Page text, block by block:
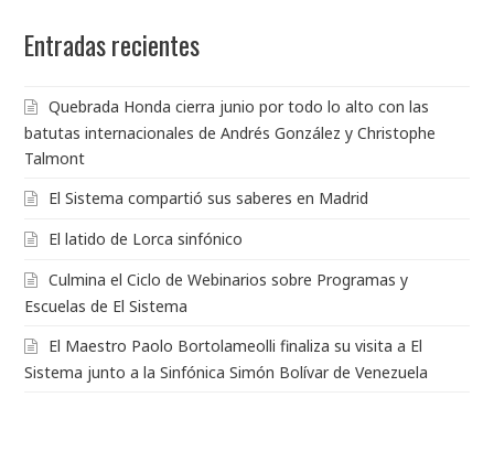
Entradas recientes
Quebrada Honda cierra junio por todo lo alto con las
batutas internacionales de Andrés González y Christophe
Talmont
El Sistema compartió sus saberes en Madrid
El latido de Lorca sinfónico
Culmina el Ciclo de Webinarios sobre Programas y
Escuelas de El Sistema
El Maestro Paolo Bortolameolli finaliza su visita a El
Sistema junto a la Sinfónica Simón Bolívar de Venezuela